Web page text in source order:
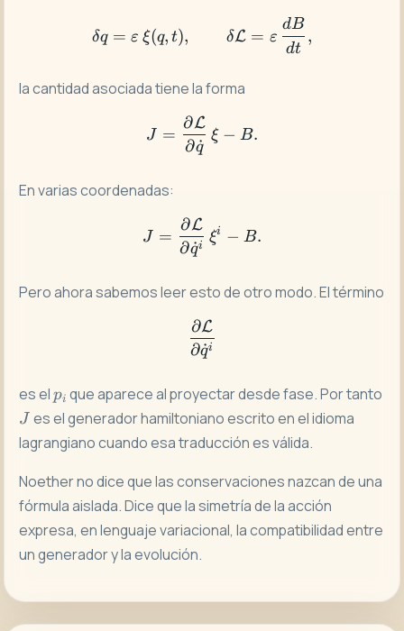
\delta
δq = ε ξ(q, t), δL = ε
dt
dB
,
la cantidad asociada tiene la forma
J = \frac{\partial
J =
∂q
˙
∂L
ξ − B.
En varias coordenadas:
J = \frac{\partial
J =
∂q
˙i
∂L
ξi − B.
Pero ahora sabemos leer esto de otro modo. El término
\frac{\partial
∂q
˙i
∂L
es elp_i
pi que aparece al proyectar desde fase. Por tanto
J es el generador hamiltoniano escrito en el idioma
lagrangiano cuando esa traducción es válida.
Noether no dice que las conservaciones nazcan de una
fórmula aislada. Dice que la simetría de la acción
expresa, en lenguaje variacional, la compatibilidad entre
un generador y la evolución.